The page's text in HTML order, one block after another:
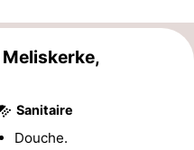
Sanitaire
Douche.